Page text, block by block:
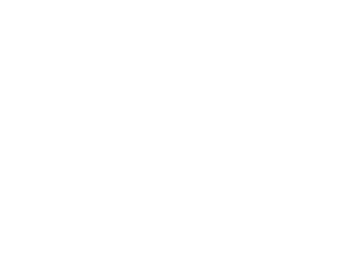
pentru a asigura puritatea optima a semnalului.
V2 va ramane linistit oriunde este folosit.
II completeaza designul.
MQA complet.
sunetul inregistrarii master originale. LED-ul
provenienta pentru a se asigura ca
care a fost fie aprobat in studio de catre artist /